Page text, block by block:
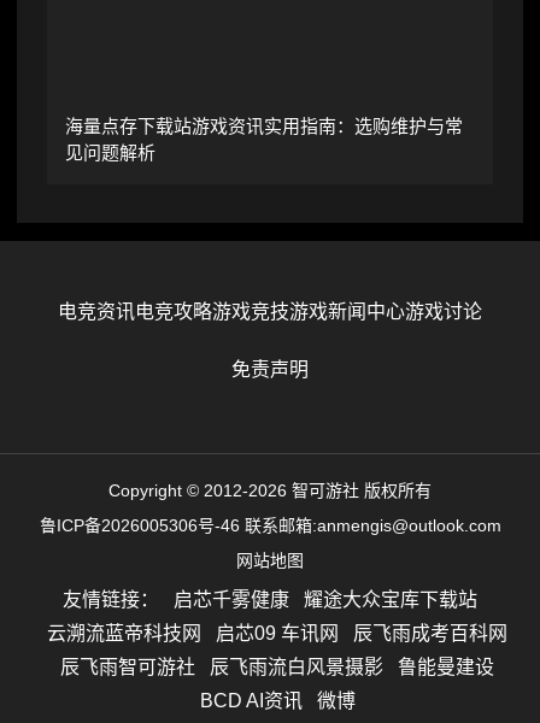
海量点存下载站游戏资讯实用指南：选购维护与常
见问题解析
电竞资讯电竞攻略游戏竞技游戏新闻中心游戏讨论
免责声明
Copyright © 2012-2026 智可游社 版权所有
鲁ICP备2026005306号-46 联系邮箱:anmengis@outlook.com
网站地图
友情链接： 启芯千雾健康
耀途大众宝库下载站
云溯流蓝帝科技网
启芯09 车讯网
辰飞雨成考百科网
辰飞雨智可游社
辰飞雨流白风景摄影
鲁能曼建设
BCD AI资讯
微博